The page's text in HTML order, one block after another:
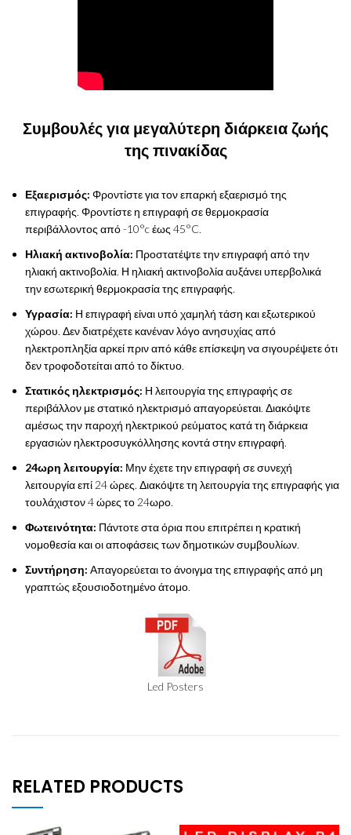
Συμβουλές για μεγαλύτερη διάρκεια ζωής
της πινακίδας
Εξαερισμός: Φροντίστε για τον επαρκή εξαερισμό της
επιγραφής. Φροντίστε η επιγραφή σε θερμοκρασία
περιβάλλοντος από -10°c έως 45°C.
Ηλιακή ακτινοβολία: Προστατέψτε την επιγραφή από την
ηλιακή ακτινοβολία. Η ηλιακή ακτινοβολία αυξάνει υπερβολικά
την εσωτερική θερμοκρασία της επιγραφής.
Υγρασία: Η επιγραφή είναι υπό χαμηλή τάση και εξωτερικού
χώρου. Δεν διατρέχετε κανέναν λόγο ανησυχίας από
ηλεκτροπληξία αρκεί πριν από κάθε επίσκεψη να σιγουρέψετε ότι
δεν τροφοδοτείται από το δίκτυο.
Στατικός ηλεκτρισμός: Η λειτουργία της επιγραφής σε
περιβάλλον με στατικό ηλεκτρισμό απαγορεύεται. Διακόψτε
αμέσως την παροχή ηλεκτρικού ρεύματος κατά τη διάρκεια
εργασιών ηλεκτροσυγκόλλησης κοντά στην επιγραφή.
24ωρη λειτουργία: Μην έχετε την επιγραφή σε συνεχή
λειτουργία επί 24 ώρες. Διακόψτε τη λειτουργία της επιγραφής για
τουλάχιστον 4 ώρες το 24ωρο.
Φωτεινότητα: Πάντοτε στα όρια που επιτρέπει η κρατική
νομοθεσία και οι αποφάσεις των δημοτικών συμβουλίων.
Συντήρηση: Απαγορεύεται το άνοιγμα της επιγραφής από μη
γραπτώς εξουσιοδοτημένο άτομο.
Led Posters
RELATED PRODUCTS